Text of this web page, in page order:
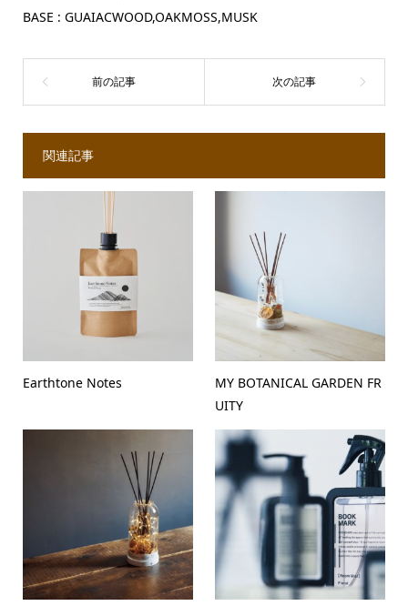
BASE : GUAIACWOOD,OAKMOSS,MUSK
関連記事
Earthtone Notes
MY BOTANICAL GARDEN FR
UITY